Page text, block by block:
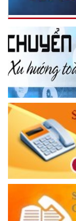
Đối với đồng
Đối với chính
Đối với nhân
Đối với công
Đối với địch,